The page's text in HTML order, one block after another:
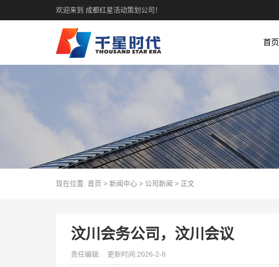
欢迎来到 成都红星活动策划公司！
首页
现在位置: 首页 > 新闻中心> 公司新闻 > 正文
汶川会务公司，汶川会议
责任编辑: 更新时间:2026-2-8